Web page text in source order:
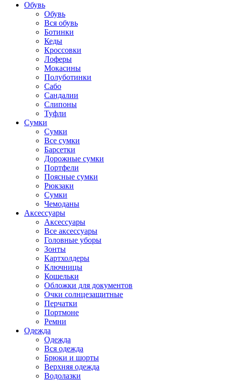
Обувь
Обувь
Вся обувь
Ботинки
Кеды
Кроссовки
Лоферы
Мокасины
Полуботинки
Сабо
Сандалии
Слипоны
Туфли
Сумки
Сумки
Все сумки
Барсетки
Дорожные сумки
Портфели
Поясные сумки
Рюкзаки
Сумки
Чемоданы
Аксессуары
Аксессуары
Все аксессуары
Головные уборы
Зонты
Картхолдеры
Ключницы
Кошельки
Обложки для документов
Очки солнцезащитные
Перчатки
Портмоне
Ремни
Одежда
Одежда
Вся одежда
Брюки и шорты
Верхняя одежда
Водолазки